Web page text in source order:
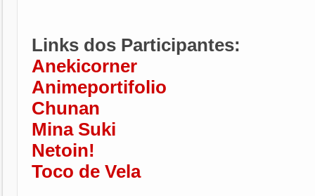
Links dos Participantes:
Anekicorner
Animeportifolio
Chunan
Mina Suki
Netoin!
Toco de Vela